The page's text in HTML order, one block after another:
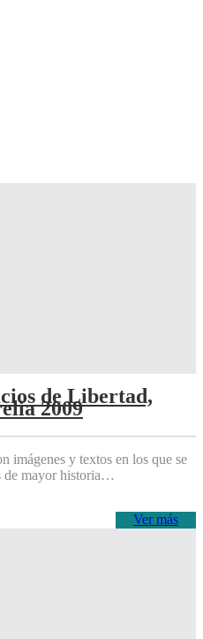
de Libertad,
2009
imágenes y textos en los que se
de mayor historia…
Ver más